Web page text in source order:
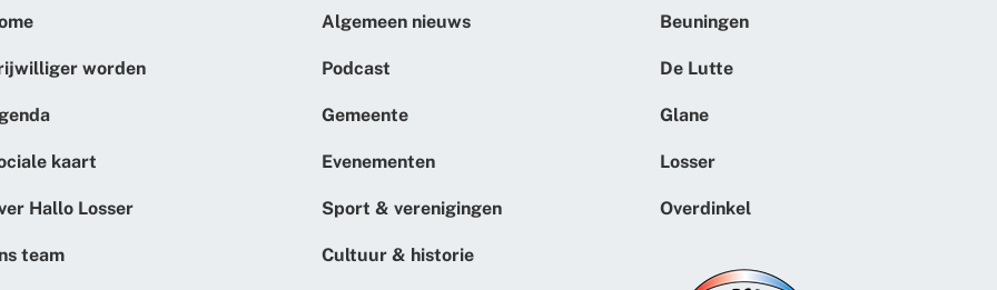
worden
kaart
Hallo Losser
team
Algemeen nieuws
Podcast
Gemeente
Evenementen
Sport & verenigingen
Cultuur & historie
Beuningen
De Lutte
Glane
Losser
Overdinkel